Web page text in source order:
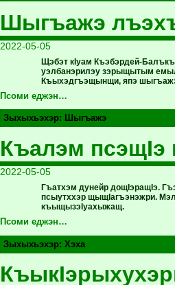
Шыгъажэ
2022-05-05
Щэбэт кIуам Къэбэрдей-
уэлбанэрилэу зэрыщытым
Къыхэдгъэщынщи, япэ
Псоми еджэн…
Зыхыхьэхэр: Шыгъажэ
Къалэм псэщIэ
2022-05-05
Гъатхэм дунейр дощIэращIэ.
псыутххэр щыщIагъэнэжри.
къыщызэIуахыжащ.
Псоми еджэн…
Зыхыхьэхэр: Хэха